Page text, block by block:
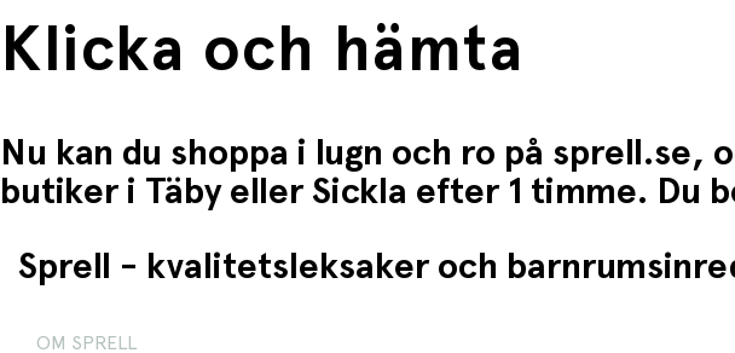
Klicka och hämta
Nu kan du shoppa i lugn och ro på
butiker i Täby eller Sickla efter 1 timme. Du
Sprell - kvalitetsleksaker och
OM SPRELL